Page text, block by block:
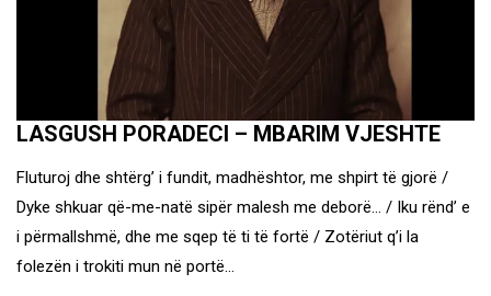
LASGUSH PORADECI – MBARIM VJESHTE
Fluturoj dhe shtërg’ i fundit, madhështor, me shpirt të gjorë /
Dyke shkuar që-me-natë sipër malesh me deborë… / Iku rënd’ e
i përmallshmë, dhe me sqep të ti të fortë / Zotëriut q’i la
folezën i trokiti mun në portë…